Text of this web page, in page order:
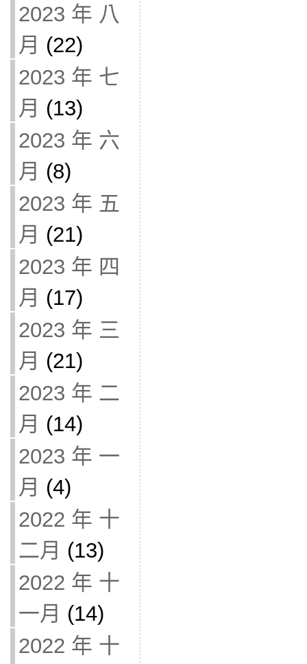
2023 年 八
月 (22)
2023 年 七
月 (13)
2023 年 六
月 (8)
2023 年 五
月 (21)
2023 年 四
月 (17)
2023 年 三
月 (21)
2023 年 二
月 (14)
2023 年 一
月 (4)
2022 年 十
二月 (13)
2022 年 十
一月 (14)
2022 年 十